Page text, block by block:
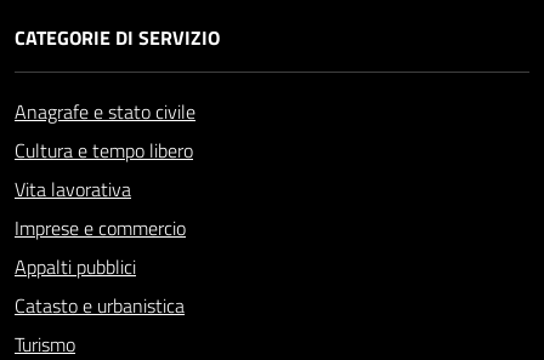
CATEGORIE DI SERVIZIO
Anagrafe e stato civile
Cultura e tempo libero
Vita lavorativa
Imprese e commercio
Appalti pubblici
Catasto e urbanistica
Turismo